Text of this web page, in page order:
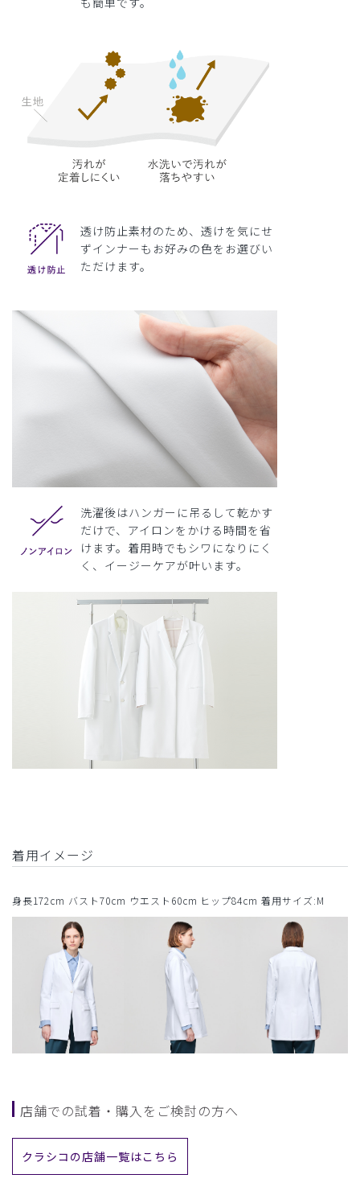
透け防止素材のため、透けを気にせ
ずインナーもお好みの色をお選びい
ただけます。
洗濯後はハンガーに吊るして乾かす
だけで、アイロンをかける時間を省
けます。着用時でもシワになりにく
く、イージーケアが叶います。
着用イメージ
身長172cm バスト70cm ウエスト60cm ヒップ84cm 着用サイズ:M
店舗での試着・購入をご検討の方へ
クラシコの店舗一覧はこちら